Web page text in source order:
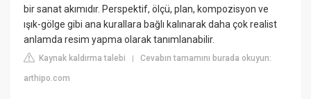
bir sanat akımıdır. Perspektif, ölçü, plan, kompozisyon ve
ışık-gölge gibi ana kurallara bağlı kalınarak daha çok realist
anlamda resim yapma olarak tanımlanabilir.
Kaynak kaldırma talebi |Cevabın tamamını burada okuyun:
arthipo.com